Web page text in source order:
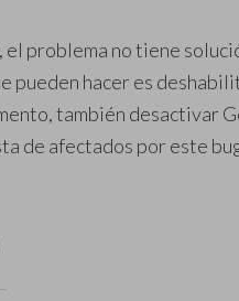
el problema no tiene
pueden hacer es
también desactivar
de afectados por este